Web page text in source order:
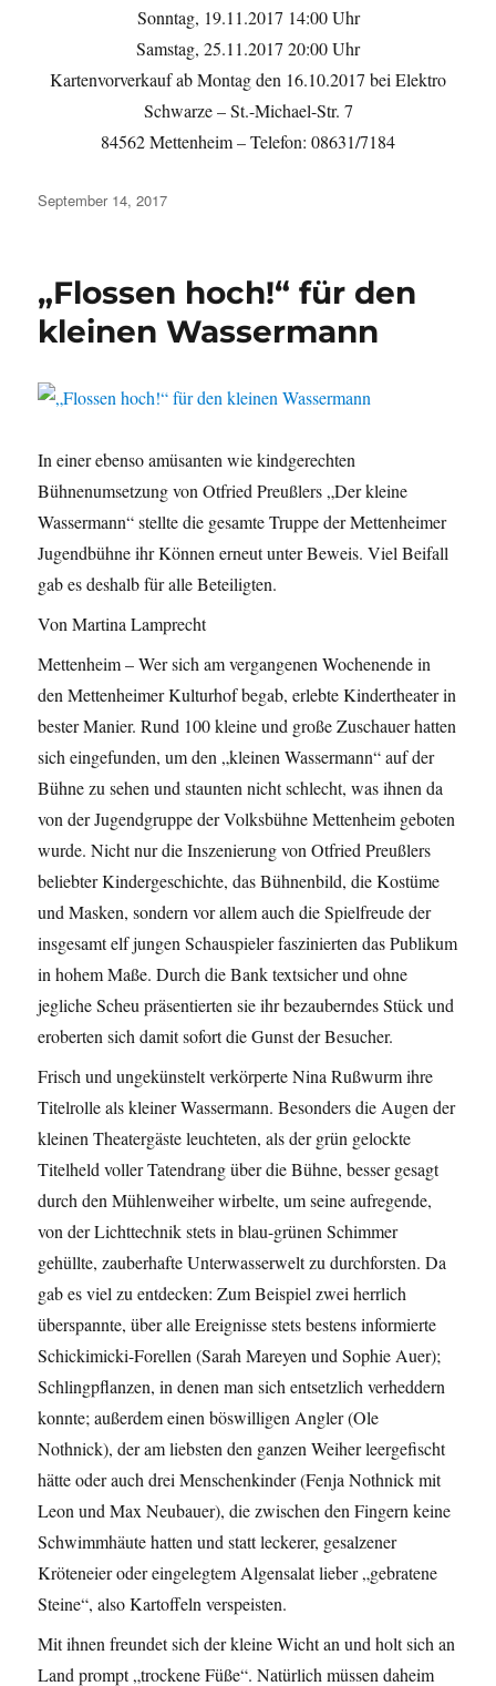
Sonntag, 19.11.2017 14:00 Uhr
Samstag, 25.11.2017 20:00 Uhr
Kartenvorverkauf ab Montag den 16.10.2017 bei Elektro
Schwarze – St.-Michael-Str. 7
84562 Mettenheim – Telefon: 08631/7184
Veröffentlicht
September 14, 2017
„Flossen hoch!“ für den
kleinen Wassermann
In einer ebenso amüsanten wie kindgerechten
Bühnenumsetzung von Otfried Preußlers „Der kleine
Wassermann“ stellte die gesamte Truppe der Mettenheimer
Jugendbühne ihr Können erneut unter Beweis. Viel Beifall
gab es deshalb für alle Beteiligten.
Von Martina Lamprecht
Mettenheim – Wer sich am vergangenen Wochenende in
den Mettenheimer Kulturhof begab, erlebte Kindertheater in
bester Manier. Rund 100 kleine und große Zuschauer hatten
sich eingefunden, um den „kleinen Wassermann“ auf der
Bühne zu sehen und staunten nicht schlecht, was ihnen da
von der Jugendgruppe der Volksbühne Mettenheim geboten
wurde. Nicht nur die Inszenierung von Otfried Preußlers
beliebter Kindergeschichte, das Bühnenbild, die Kostüme
und Masken, sondern vor allem auch die Spielfreude der
insgesamt elf jungen Schauspieler faszinierten das Publikum
in hohem Maße. Durch die Bank textsicher und ohne
jegliche Scheu präsentierten sie ihr bezauberndes Stück und
eroberten sich damit sofort die Gunst der Besucher.
Frisch und ungekünstelt verkörperte Nina Rußwurm ihre
Titelrolle als kleiner Wassermann. Besonders die Augen der
kleinen Theatergäste leuchteten, als der grün gelockte
Titelheld voller Tatendrang über die Bühne, besser gesagt
durch den Mühlenweiher wirbelte, um seine aufregende,
von der Lichttechnik stets in blau-grünen Schimmer
gehüllte, zauberhafte Unterwasserwelt zu durchforsten. Da
gab es viel zu entdecken: Zum Beispiel zwei herrlich
überspannte, über alle Ereignisse stets bestens informierte
Schickimicki-Forellen (Sarah Mareyen und Sophie Auer);
Schlingpflanzen, in denen man sich entsetzlich verheddern
konnte; außerdem einen böswilligen Angler (Ole
Nothnick), der am liebsten den ganzen Weiher leergefischt
hätte oder auch drei Menschenkinder (Fenja Nothnick mit
Leon und Max Neubauer), die zwischen den Fingern keine
Schwimmhäute hatten und statt leckerer, gesalzener
Kröteneier oder eingelegtem Algensalat lieber „gebratene
Steine“, also Kartoffeln verspeisten.
Mit ihnen freundet sich der kleine Wicht an und holt sich an
Land prompt „trockene Füße“. Natürlich müssen daheim